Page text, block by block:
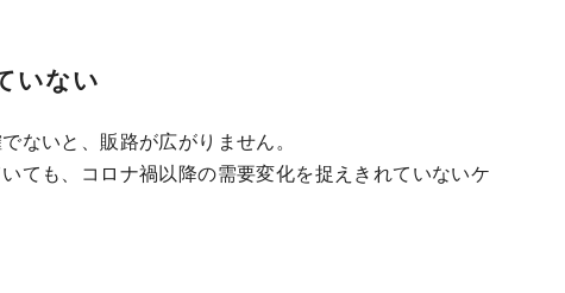
いない
ないと、販路が広がりません。
ても、コロナ禍以降の需要変化を捉えきれていないケ